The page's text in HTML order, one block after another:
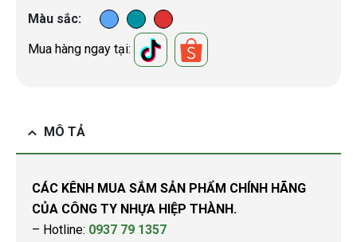
Màu sắc
Mua hàng ngay tại:
MÔ TẢ
CÁC KÊNH MUA SẮM SẢN PHẨM CHÍNH HÃNG
CỦA CÔNG TY NHỰA HIỆP THÀNH.
– Hotline: 0937 79 1357